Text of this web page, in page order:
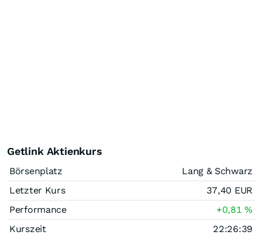
Getlink Aktienkurs
Börsenplatz
Lang & Schwarz
Letzter Kurs
37,40 EUR
Performance
+0,81%
Kurszeit
22:26:39